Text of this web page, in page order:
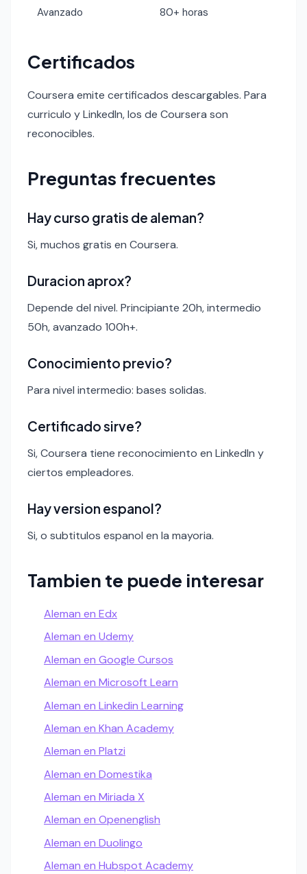
Avanzado 80+ horas
Certificados
Coursera emite certificados descargables. Para
curriculo y LinkedIn, los de Coursera son
reconocibles.
Preguntas frecuentes
Hay curso gratis de aleman?
Si, muchos gratis en Coursera.
Duracion aprox?
Depende del nivel. Principiante 20h, intermedio
50h, avanzado 100h+.
Conocimiento previo?
Para nivel intermedio: bases solidas.
Certificado sirve?
Si, Coursera tiene reconocimiento en LinkedIn y
ciertos empleadores.
Hay version espanol?
Si, o subtitulos espanol en la mayoria.
Tambien te puede interesar
Aleman en Edx
Aleman en Udemy
Aleman en Google Cursos
Aleman en Microsoft Learn
Aleman en Linkedin Learning
Aleman en Khan Academy
Aleman en Platzi
Aleman en Domestika
Aleman en Miriada X
Aleman en Openenglish
Aleman en Duolingo
Aleman en Hubspot Academy